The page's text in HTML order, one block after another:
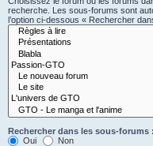
recherche. Les sous-forums sont
l’option ci-dessous « Rechercher
Rechercher dans les sous-forums :
Oui
Non